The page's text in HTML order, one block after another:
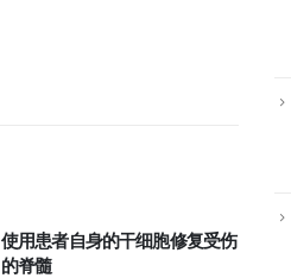
使用患者自身的干细胞修复受伤
的脊髓